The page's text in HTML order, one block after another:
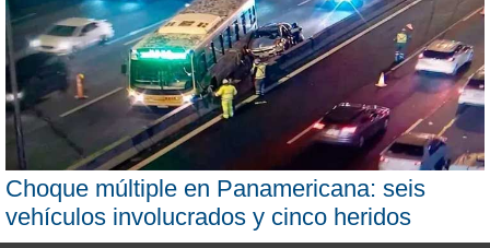
Choque múltiple en Panamericana: seis
vehículos involucrados y cinco heridos